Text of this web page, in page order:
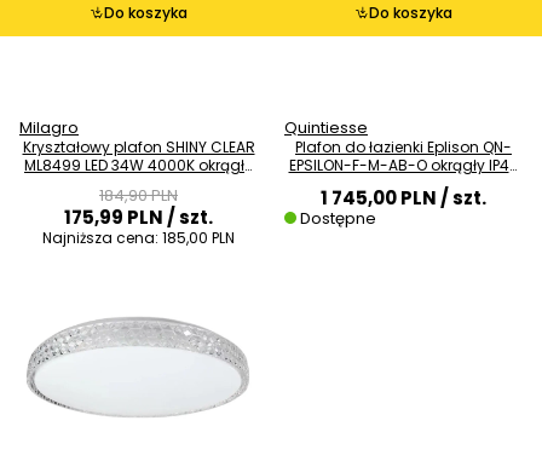
Do koszyka
Milagro
Kryształowy plafon SHINY CLEAR
ML8499 LED 34W 4000K okrągły
184,90 PLN
175,99 PLN/ szt.
Najniższa cena: 185,00 PLN
Do koszyka
Quintiesse
Plafon do łazienki Eplison QN-
EPSILON-F-M-AB-O okrągły IP44
1 745,00 PLN/ szt.
Dostępne